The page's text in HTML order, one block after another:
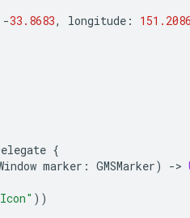
-33.8683, longitude : 151.2086
{
marker : GMSMarker) ->
))